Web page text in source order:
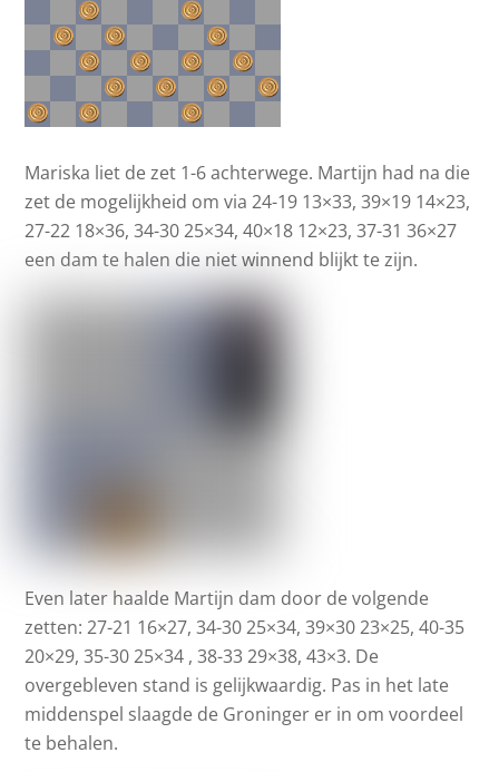
Mariska liet de zet 1-6 achterwege. Martijn had na die
zet de mogelijkheid om via 24-19 13×33, 39×19 14×23,
27-22 18×36, 34-30 25×34, 40×18 12×23, 37-31 36×27
een dam te halen die niet winnend blijkt te zijn.
Even later haalde Martijn dam door de volgende
zetten: 27-21 16×27, 34-30 25×34, 39×30 23×25, 40-35
20×29, 35-30 25×34 , 38-33 29×38, 43×3. De
overgebleven stand is gelijkwaardig. Pas in het late
middenspel slaagde de Groninger er in om voordeel
te behalen.